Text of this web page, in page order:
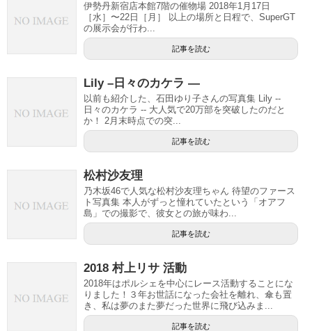
伊勢丹新宿店本館7階の催物場 2018年1月17日
［水］〜22日［月］ 以上の場所と日程で、SuperGT
の展示会が行わ...
記事を読む
Lily –日々のカケラ —
以前も紹介した、石田ゆり子さんの写真集 Lily --
日々のカケラ -- 大人気で20万部を突破したのだと
か！ 2月末時点での突...
記事を読む
松村沙友理
乃木坂46で人気な松村沙友理ちゃん 待望のファース
ト写真集 本人がずっと憧れていたという「オアフ
島」での撮影で、彼女との旅が味わ...
記事を読む
2018 村上リサ 活動
2018年はポルシェを中心にレース活動することにな
りました！３年お世話になった会社を離れ、傘も置
き、私は夢のまた夢だった世界に飛び込みま...
記事を読む